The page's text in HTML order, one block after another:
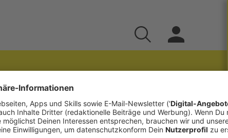
„Social Media